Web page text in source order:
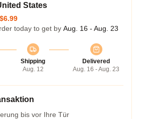
States
$6.99
today to get by Aug. 16 - Aug. 23
Shipping
Aug. 12
Delivered
Aug. 16 - Aug. 23
bis vor Ihre Tür